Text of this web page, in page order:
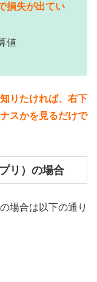
損失が出てい
値
りたければ、右下
スかを見るだけで
リ）の場合
場合は以下の通り